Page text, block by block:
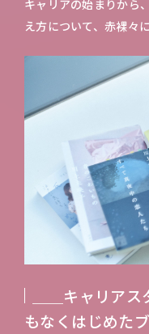
キャリアの始まりから
え方について、赤裸々に
＿＿キャリア
もなくはじめた